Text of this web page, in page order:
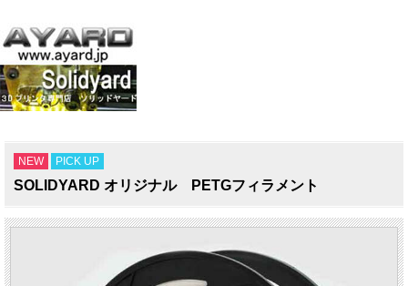
NEW PICK UP
SOLIDYARD オリジナル PETGフィラメント